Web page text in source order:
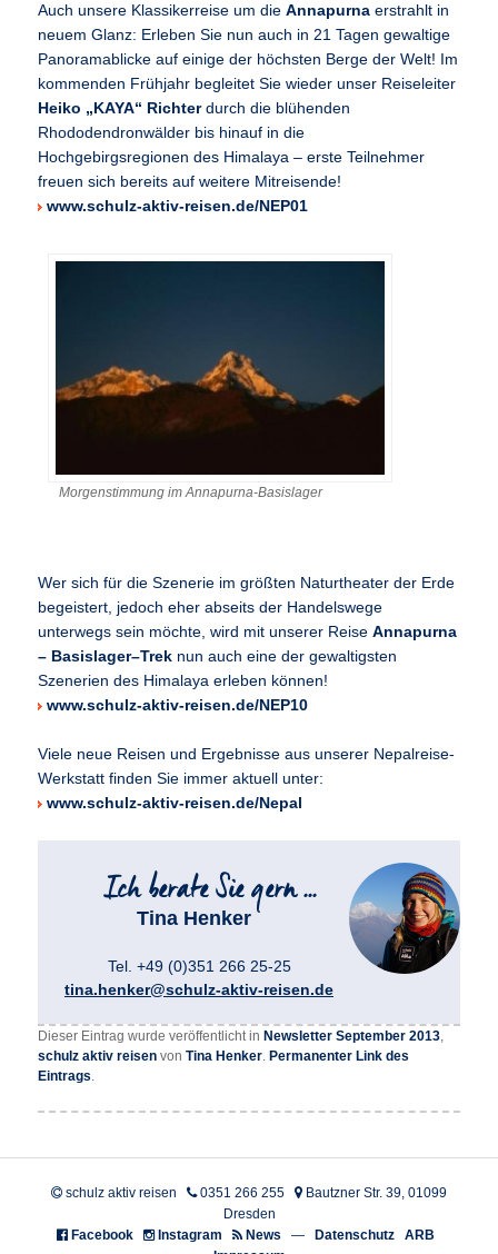
Auch unsere Klassikerreise um dieAnnapurna erstrahlt in
neuem Glanz: Erleben Sie nun auch in 21 Tagen gewaltige
Panoramablicke auf einige der höchsten Berge der Welt! Im
kommenden Frühjahr begleitet Sie wieder unser Reiseleiter
Heiko „KAYA“ Richterdurch die blühenden
Rhododendronwälder bis hinauf in die
Hochgebirgsregionen des Himalaya – erste Teilnehmer
freuen sich bereits auf weitere Mitreisende!
www.schulz-aktiv-reisen.de/NEP01
Morgenstimmung im Annapurna-Basislager
Wer sich für die Szenerie im größten Naturtheater der Erde
begeistert, jedoch eher abseits der Handelswege
unterwegs sein möchte, wird mit unserer ReiseAnnapurna
– Basislager–Trek nun auch eine der gewaltigsten
Szenerien des Himalaya erleben können!
www.schulz-aktiv-reisen.de/NEP10
Viele neue Reisen und Ergebnisse aus unserer Nepalreise-
Werkstatt finden Sie immer aktuell unter:
www.schulz-aktiv-reisen.de/Nepal
Tina Henker
Tel. +49 (0)351 266 25-25
tina.henker@schulz-aktiv-reisen.de
Dieser Eintrag wurde veröffentlicht inNewsletter September 2013
schulz aktiv reisen vonTina Henker .Permanenter Link des
Eintrags
schulz aktiv reisen 0351 266 255
Bautzner Str. 39, 01099
Dresden
Facebook
Instagram News — Datenschutz
ARB